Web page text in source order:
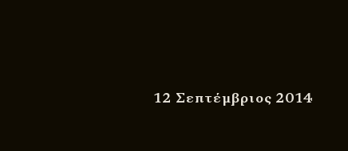
12 Σεπτέμβριος 2014